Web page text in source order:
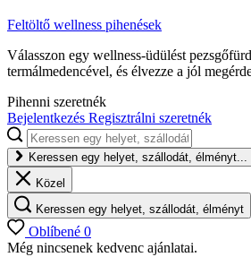
Feltöltő wellness pihenések
Válasszon egy wellness-üdülést
termálmedencével, és élvezze a jól
Pihenni szeretnék
Bejelentkezés Regisztrálni szeretnék
Keressen egy helyet, szállodát, élményt...
Közel
Keressen egy helyet, szállodát, élményt
Oblíbené 0
Még nincsenek kedvenc ajánlatai.